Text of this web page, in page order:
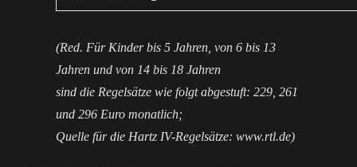
(Red. Für Kinder bis 5 Jahren, von 6 bis 13
Jahren und von 14 bis 18 Jahren
sind die Regelsätze wie folgt abgestuft: 229, 261
und 296 Euro monatlich;
Quelle für die Hartz IV-Regelsätze: www.rtl.de)